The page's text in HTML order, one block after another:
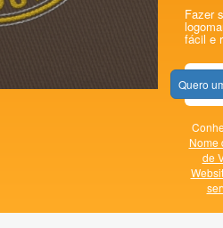
Fazer
fácil e
Quero
Nome
de